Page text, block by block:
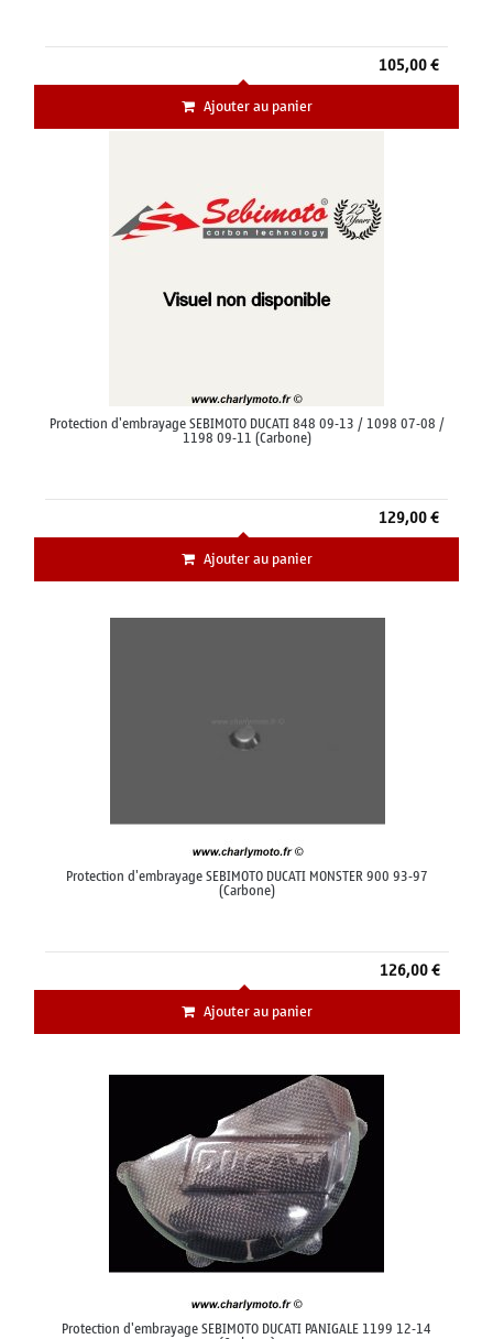
105,00 €
Ajouter au panier
Protection d'embrayage SEBIMOTO DUCATI 848 09-13 / 1098 07-08 /
1198 09-11 (Carbone)
129,00 €
Ajouter au panier
Protection d'embrayage SEBIMOTO DUCATI MONSTER 900 93-97
(Carbone)
126,00 €
Ajouter au panier
Protection d'embrayage SEBIMOTO DUCATI PANIGALE 1199 12-14